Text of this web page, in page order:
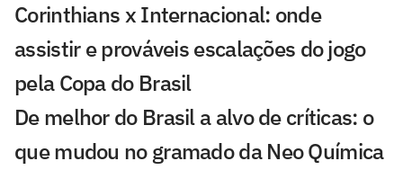
Corinthians x Internacional: onde
assistir e prováveis escalações do jogo
pela Copa do Brasil
De melhor do Brasil a alvo de críticas: o
que mudou no gramado da Neo Química